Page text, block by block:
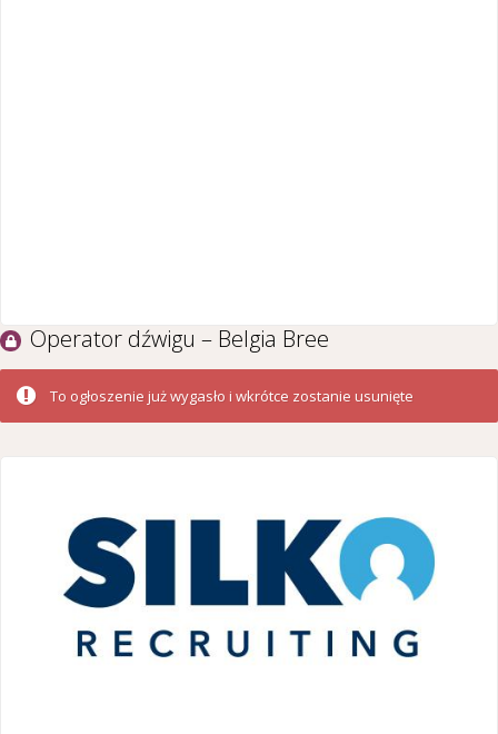
Operator dźwigu – Belgia Bree
To ogłoszenie już wygasło i wkrótce zostanie usunięte